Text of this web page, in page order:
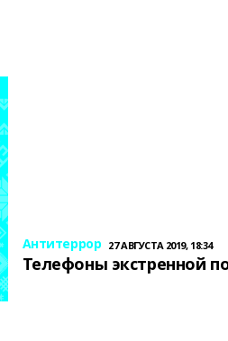
Антитеррор 27 АВГУСТА 2019, 18:34
Телефоны экстренной